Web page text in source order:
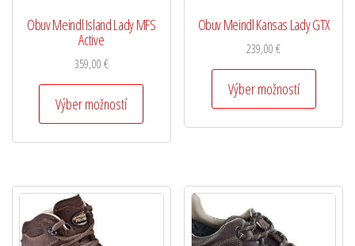
Obuv Meindl Island Lady MFS
Active
359,00€
Výber možností
Obuv Meindl Kansas Lady GTX
239,00€
Výber možností